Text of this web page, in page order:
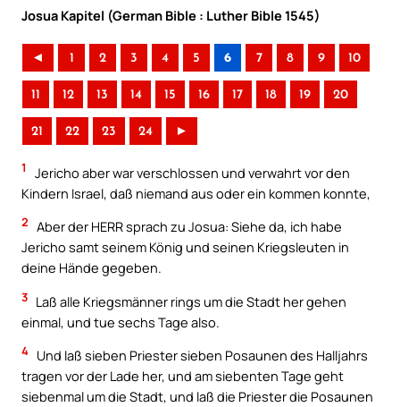
Josua Kapitel (German Bible : Luther Bible 1545)
◄ 1 2 3 4 5 6 7 8 9 10
11 12 13 14 15 16 17 18 19 20
21 22 23 24 ►
1
Jericho aber war verschlossen und verwahrt vor den
Kindern Israel, daß niemand aus oder ein kommen konnte,
2 Aber der HERR sprach zu Josua: Siehe da, ich habe
Jericho samt seinem König und seinen Kriegsleuten in
deine Hände gegeben.
3 Laß alle Kriegsmänner rings um die Stadt her gehen
einmal, und tue sechs Tage also.
4 Und laß sieben Priester sieben Posaunen des Halljahrs
tragen vor der Lade her, und am siebenten Tage geht
siebenmal um die Stadt, und laß die Priester die Posaunen